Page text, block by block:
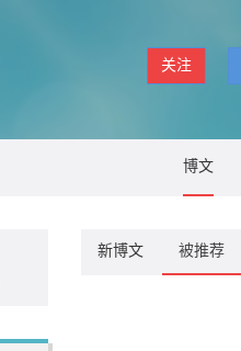
关注
博文
新博文 被推荐